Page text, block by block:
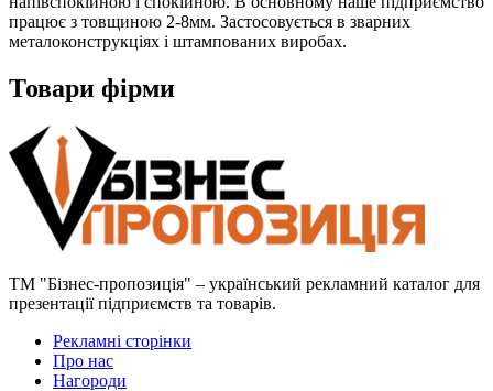
працює з товщиною 2-8мм. Застосовується в зварних
металоконструкціях і штампованих виробах.
Товари фірми
ТМ "Бізнес-пропозиція" – український рекламний каталог для
презентації підприємств та товарів.
Рекламні сторінки
Про нас
Нагороди